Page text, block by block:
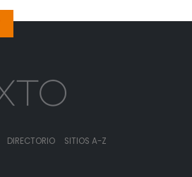
DIRECTORIO SITIOS A-Z